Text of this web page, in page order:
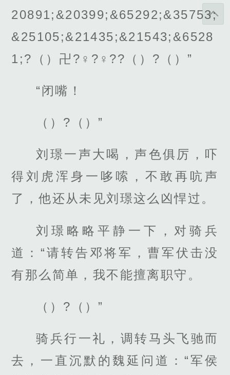
20891;&20399;&65292;&35753;
&25105;&21435;&21543;&6528
1;?（）卍?♀?♀??（）?（）”
“闭嘴！
（）?（）”
刘璟一声大喝，声色俱厉，吓
得刘虎浑身一哆嗦，不敢再吭声
了，他还从未见刘璟这么凶悍过。
刘璟略略平静一下，对骑兵
道：“请转告邓将军，曹军伏击没
有那么简单，我不能擅离职守。
（）?（）”
骑兵行一礼，调转马头飞驰而
去，一直沉默的魏延问道：“军侯